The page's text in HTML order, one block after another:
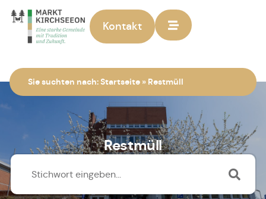
Kontakt
Sie suchten nach:Startseite » Restmüll
Restmüll